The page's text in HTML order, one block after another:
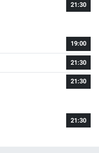
21:30
19:00
21:30
21:30
21:30